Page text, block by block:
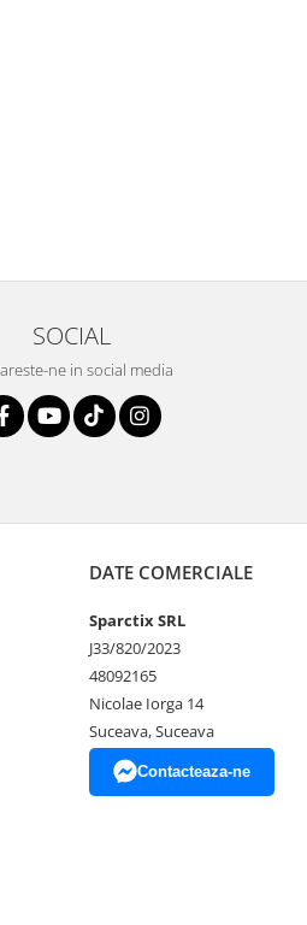
SOCIAL
ne in social media
DATE COMERCIALE
Sparctix SRL
J33/820/2023
48092165
Nicolae Iorga 14
Suceava, Suceava
Contacteaza-ne